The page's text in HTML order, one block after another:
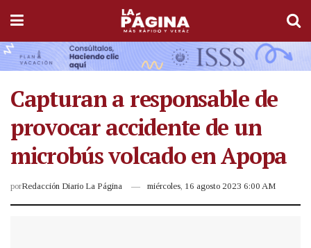
Capturan a responsable de
provocar accidente de un
microbús volcado en Apopa
porRedacción Diario La Página miércoles, 16 agosto 2023 6:00 AM